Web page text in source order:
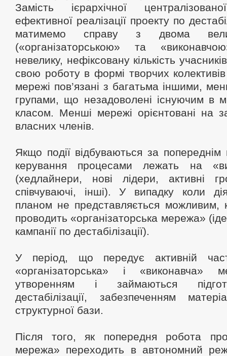
Замість ієрархічної
ефективної реалізації проекту по
матимемо справу з двома
(«організаторською» та
невелику, нефіксовану кількість
свою роботу в формі творчих колективів
мережі пов’язані з багатьма іншими,
групами, що незадоволені існуючим в
класом. Менші мережі орієнтовані на
власних членів.
Якщо події відбуваються за
керування процесами лежать на
(хедлайнери, нові лідери, активні
співчуваючі, інші). У випадку коли
планом не представляється можливим,
проводить «організаторська мережа»
кампанії по дестабілізації).
У період, що передує активній
«організаторська» і
утворенням і займаються
дестабілізації, забезпеченням
структурної бази.
Після того, як попередня робота
мережа» переходить в автономний